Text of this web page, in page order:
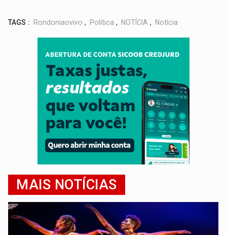
TAGS : Rondoniaovivo , Política , NOTÍCIA , Notícia
MAIS NOTÍCIAS